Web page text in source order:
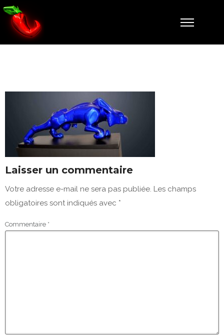
Laisser un commentaire
Votre adresse e-mail ne sera pas publiée. Les champs
obligatoires sont indiqués avec *
Commentaire *